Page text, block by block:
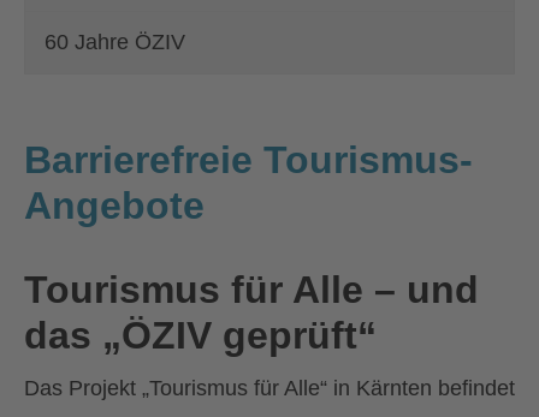
60 Jahre ÖZIV
Barrierefreie Tourismus-
Angebote
Tourismus für Alle – und
das „ÖZIV geprüft“
Das Projekt „Tourismus für Alle“ in Kärnten befindet